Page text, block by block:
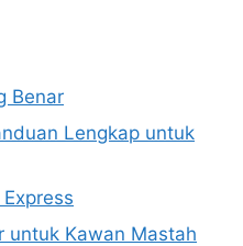
Benar
Lengkap untuk
untuk Kawan Mastah